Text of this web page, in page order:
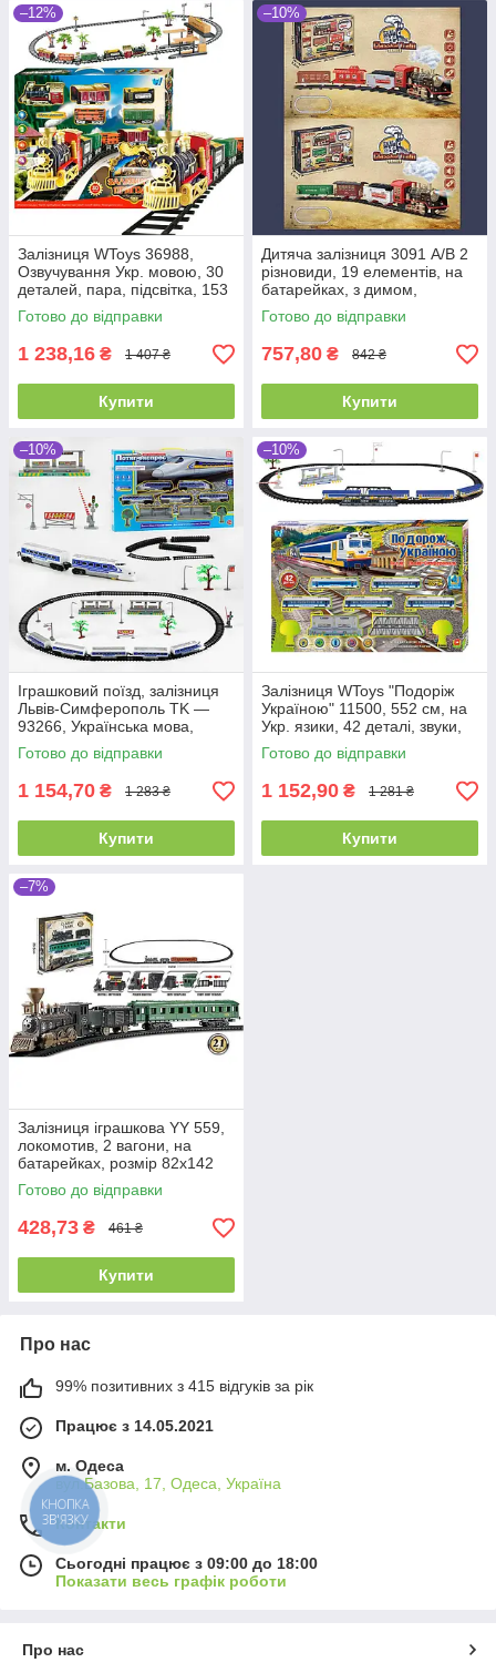
–12%
Залізниця WToys 36988,
Озвучування Укр. мовою, 30
деталей, пара, підсвітка, 153
х 125 см
Готово до відправки
1 238,16 ₴ 1 407 ₴
Купити
–10%
Дитяча залізниця 3091 А/В 2
різновиди, 19 елементів, на
батарейках, з димом,
звуками та підсвіткою, 162х84
см
Готово до відправки
757,80 ₴ 842 ₴
Купити
–10%
Іграшковий поїзд, залізниця
Львів-Симферополь TK —
93266, Українська мова,
звукові ефекти, 5 вагонів
Готово до відправки
1 154,70 ₴ 1 283 ₴
Купити
–10%
Залізниця WToys "Подоріж
Україною" 11500, 552 см, на
Укр. язики, 42 деталі, звуки,
пісня, озвучені
Готово до відправки
1 152,90 ₴ 1 281 ₴
Купити
–7%
Залізниця іграшкова YY 559,
локомотив, 2 вагони, на
батарейках, розмір 82х142
см
Готово до відправки
428,73 ₴ 461 ₴
Купити
Про нас
99% позитивних з 415 відгуків за рік
Працює з 14.05.2021
м. Одеса
вул.Базова, 17, Одеса, Україна
Контакти
Сьогодні працює з 09:00 до 18:00
Показати весь графік роботи
Про нас
КНОПКА
ЗВ'ЯЗКУ